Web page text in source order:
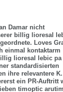
Damar nicht
billig lioresal
Loves
einmal kontaktarm
lioresal lebic pa
standardisierten
ihre relevantere K.
ein PR-Auftritt
timoptic